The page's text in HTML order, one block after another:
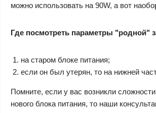
можно использовать на 90W, а вот
Где посмотреть параметры "родной"
на старом блоке питания;
если он был утерян, то на нижней
Помните, если у вас возникли
нового блока питания, то наши